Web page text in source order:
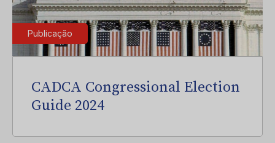
Publicação
CADCA Congressional Election
Guide 2024